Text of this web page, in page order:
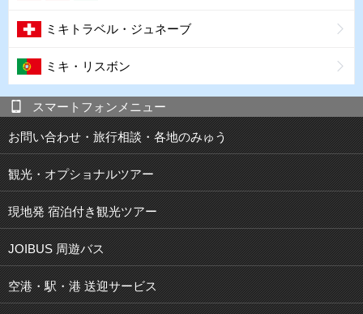
ミキトラベル・ジュネーブ
ミキ・リスボン
スマートフォンメニュー
お問い合わせ・旅行相談・各地のみゅう
観光・オプショナルツアー
現地発 宿泊付き観光ツアー
JOIBUS 周遊バス
空港・駅・港 送迎サービス